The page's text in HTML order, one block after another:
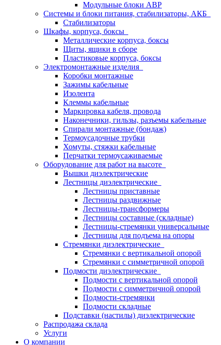
Модульные блоки АВР
Системы и блоки питания, стабилизаторы, АКБ
Стабилизаторы
Шкафы, корпуса, боксы
Металлические корпуса, боксы
Щиты, ящики в сборе
Пластиковые корпуса, боксы
Электромонтажные изделия
Коробки монтажные
Зажимы кабельные
Изолента
Клеммы кабельные
Маркировка кабеля, провода
Наконечники, гильзы, разъемы кабельные
Спирали монтажные (бондаж)
Термоусадочные трубки
Хомуты, стяжки кабельные
Перчатки термоусаживаемые
Оборудование для работ на высоте
Вышки диэлектрические
Лестницы диэлектрические
Лестницы приставные
Лестницы раздвижные
Лестницы-трансформеры
Лестницы составные (складные)
Лестницы-стремянки универсальные
Лестницы для подъема на опоры
Стремянки диэлектрические
Стремянки с вертикальной опорой
Стремянки с симметричной опорой
Подмости диэлектрические
Подмости с вертикальной опорой
Подмости с симметричной опорой
Подмости-стремянки
Подмости складные
Подставки (настилы) диэлектрические
Распродажа склада
Услуги
О компании